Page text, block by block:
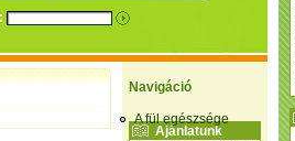
Navigáció
A fül egészsége
Ajánlatunk